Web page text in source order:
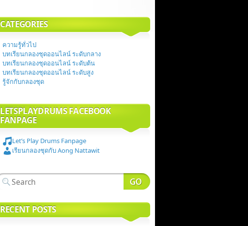
CATEGORIES
ความรู้ทั่วไป
บทเรียนกลองชุดออนไลน์ ระดับกลาง
บทเรียนกลองชุดออนไลน์ ระดับต้น
บทเรียนกลองชุดออนไลน์ ระดับสูง
รู้จักกับกลองชุด
LETSPLAYDRUMS FACEBOOK
FANPAGE
Let’s Play Drums Fanpage
เรียนกลองชุดกับ Aong Nattawit
RECENT POSTS